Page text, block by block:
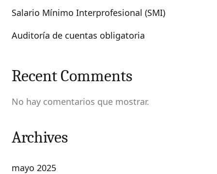
Salario Mínimo Interprofesional (SMI)
Auditoría de cuentas obligatoria
Recent Comments
No hay comentarios que mostrar.
Archives
mayo 2025